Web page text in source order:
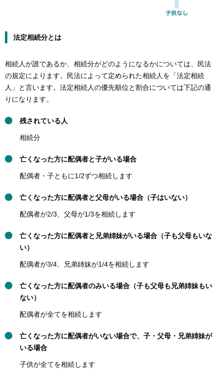
法定相続分とは
相続人が誰であるか、相続分がどのようになるかについては、民法
の規定によります。民法によって定められた相続人を「法定相続
人」と言います。法定相続人の優先順位と割合については下記の通
りになります。
残されている人
相続分
亡くなった方に配偶者と子がいる場合
配偶者・子ともに1/2ずつ相続します
亡くなった方に配偶者と父母がいる場合（子はいない）
配偶者が2/3、父母が1/3を相続します
亡くなった方に配偶者と兄弟姉妹がいる場合（子も父母もいな
い）
配偶者が3/4、兄弟姉妹が1/4を相続します
亡くなった方に配偶者のみいる場合（子も父母も兄弟姉妹もい
ない）
配偶者が全てを相続します
亡くなった方に配偶者がいない場合で、子・父母・兄弟姉妹が
いる場合
子供が全てを相続します